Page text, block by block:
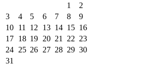
1
2
3
4 5 6 7 8
9
10 11 12 13 14 15 16
17 18 19 20 21 22 23
24 25 26 27 28 29 30
31